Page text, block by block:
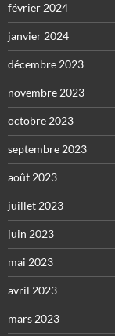
février 2024
janvier 2024
décembre 2023
novembre 2023
octobre 2023
septembre 2023
août 2023
juillet 2023
juin 2023
mai 2023
avril 2023
mars 2023